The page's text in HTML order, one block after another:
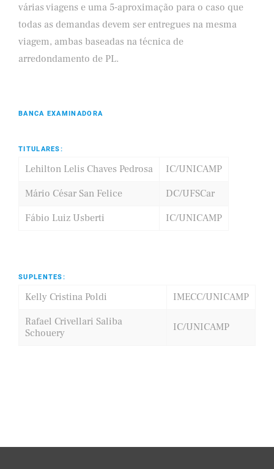
várias viagens e uma 5-aproximação para o caso que
todas as demandas devem ser entregues na mesma
viagem, ambas baseadas na técnica de
arredondamento de PL.
BANCA EXAMINADORA
TITULARES:
Lehilton Lelis Chaves Pedrosa
IC/UNICAMP
Mário César San Felice
DC/UFSCar
Fábio Luiz Usberti
IC/UNICAMP
SUPLENTES:
Kelly Cristina Poldi
IMECC/UNICAMP
Rafael Crivellari Saliba
Schouery
IC/UNICAMP